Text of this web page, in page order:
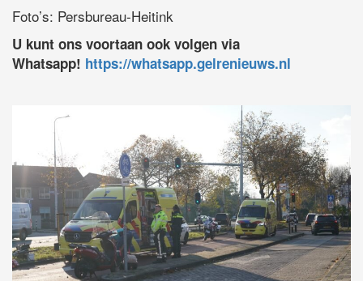
Foto’s: Persbureau-Heitink
U kunt ons voortaan ook volgen via
Whatsapp! https://whatsapp.gelrenieuws.nl